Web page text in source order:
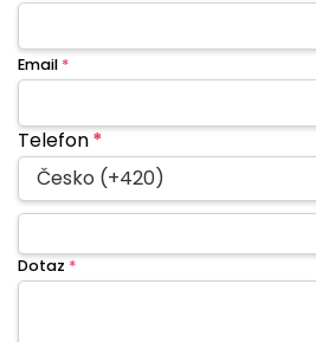
Email *
Telefon*
Česko (+420)
Dotaz *